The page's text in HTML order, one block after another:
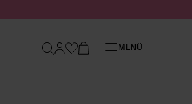
MENÜ